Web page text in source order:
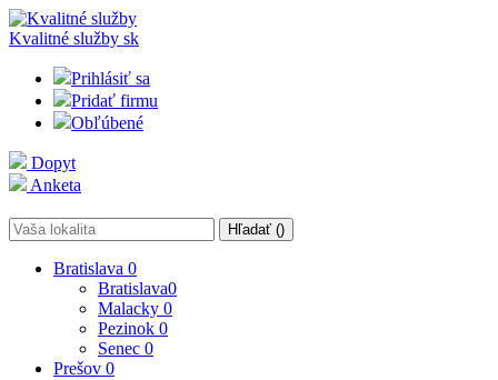
Kvalitné služby sk
Prihlásiť sa
Pridať firmu
Obľúbené
Dopyt
Anketa
Hľadať ()
Bratislava 0
Bratislava0
Malacky 0
Pezinok 0
Senec 0
Prešov 0